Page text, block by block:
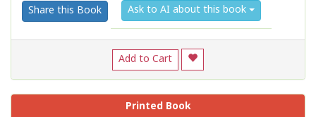
Share this Book Ask to AI about this book
Add to Cart
Printed Book